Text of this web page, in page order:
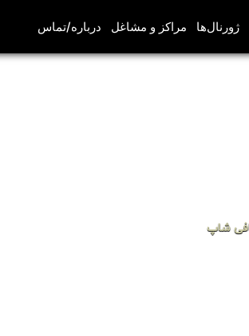
ژورنال‌ها مراکز و مشاغل درباره/تماس
شاپ